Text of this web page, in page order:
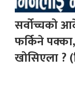
सर्वोच्चको
फर्किने
खोसिएला ?